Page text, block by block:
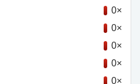
0×
0×
0×
0×
0×